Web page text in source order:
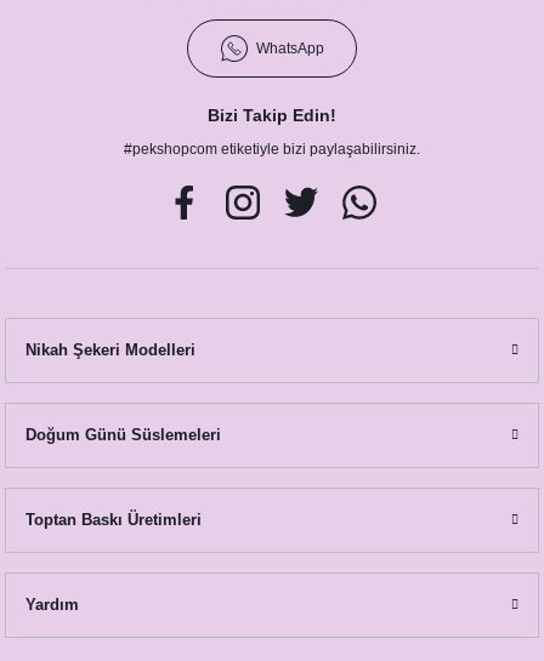
WhatsApp
Bizi Takip Edin!
#pekshopcom etiketiyle bizi paylaşabilirsiniz.
Nikah Şekeri Modelleri
Doğum Günü Süslemeleri
Toptan Baskı Üretimleri
Yardım